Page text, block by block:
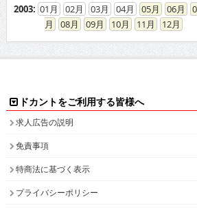
2003: 01 02 03 04 05 06
08
09 10 11 12
ドカントをご利用する皆様へ
求人広告の説明
免責事項
特商法に基づく表示
プライバシーポリシー